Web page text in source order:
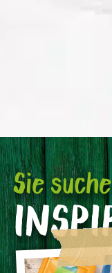
Sie